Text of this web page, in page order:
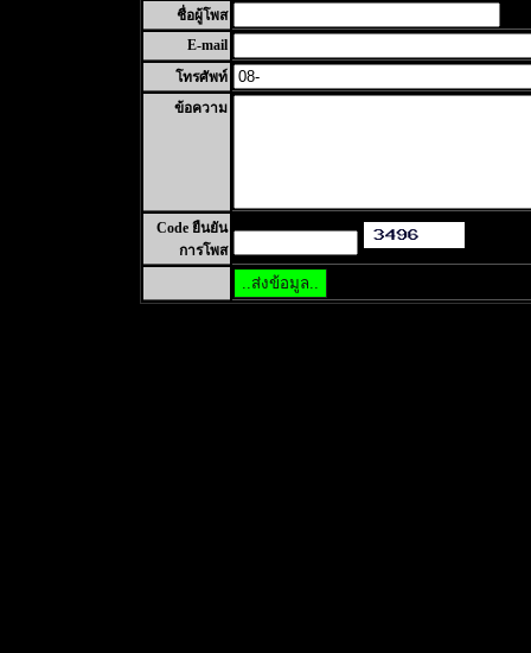
ชื่อผู้โพส
E-mail
โทรศัพท์
ข้อความ
Code ยืนยัน
การโพส